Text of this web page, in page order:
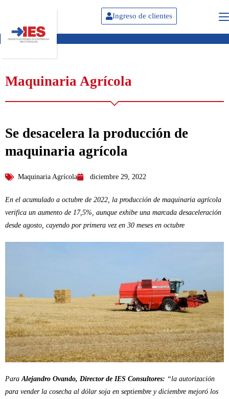
Ingreso de clientes
Maquinaria Agrícola
Se desacelera la producción de
maquinaria agrícola
Maquinaria Agrícola diciembre 29, 2022
En el acumulado a octubre de 2022, la producción de maquinaria agrícola
verifica un aumento de 17,5%, aunque exhibe una marcada desaceleración
desde agosto, cayendo por primera vez en 30 meses en octubre
Para Alejandro Ovando, Director de IES Consultores: “la autorización
para vender la cosecha al dólar soja en septiembre y diciembre mejoró los